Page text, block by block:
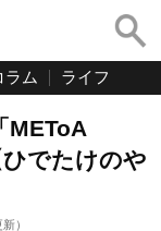
ラム ライフ
METoA
でたけのや
）